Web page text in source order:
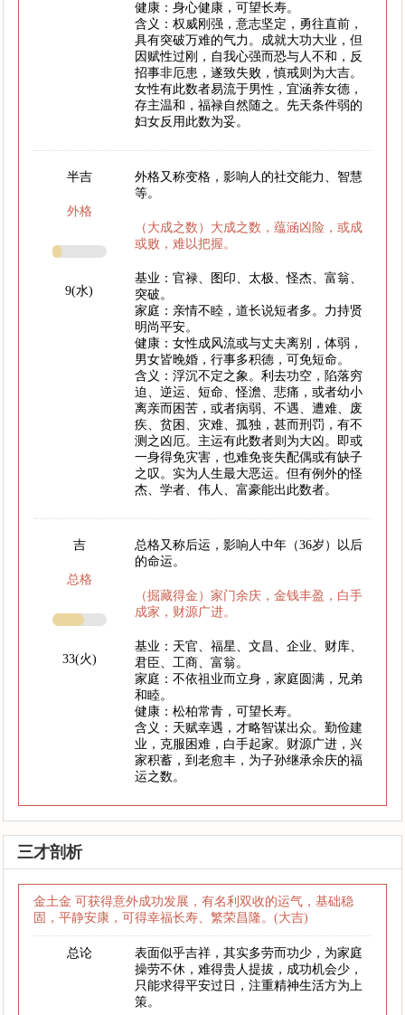
健康：身心健康，可望长寿。
含义：权威刚强，意志坚定，勇往直前，
具有突破万难的气力。成就大功大业，但
因赋性过刚，自我心强而恐与人不和，反
招事非厄患，遂致失败，慎戒则为大吉。
女性有此数者易流于男性，宜涵养女德，
存主温和，福禄自然随之。先天条件弱的
妇女反用此数为妥。
半吉
外格
9(水)
外格又称变格，影响人的社交能力、智慧
等。
（大成之数）大成之数，蕴涵凶险，或成
或败，难以把握。
基业：官禄、图印、太极、怪杰、富翁、
突破。
家庭：亲情不睦，道长说短者多。力持贤
明尚平安。
健康：女性成风流或与丈夫离别，体弱，
男女皆晚婚，行事多积德，可免短命。
含义：浮沉不定之象。利去功空，陷落穷
迫、逆运、短命、怪澹、悲痛，或者幼小
离亲而困苦，或者病弱、不遇、遭难、废
疾、贫困、灾难、孤独，甚而刑罚，有不
测之凶厄。主运有此数者则为大凶。即或
一身得免灾害，也难免丧失配偶或有缺子
之叹。实为人生最大恶运。但有例外的怪
杰、学者、伟人、富豪能出此数者。
吉
总格
33(火)
总格又称后运，影响人中年（36岁）以后
的命运。
（掘藏得金）家门余庆，金钱丰盈，白手
成家，财源广进。
基业：天官、福星、文昌、企业、财库、
君臣、工商、富翁。
家庭：不依祖业而立身，家庭圆满，兄弟
和睦。
健康：松柏常青，可望长寿。
含义：天赋幸遇，才略智谋出众。勤俭建
业，克服困难，白手起家。财源广进，兴
家积蓄，到老愈丰，为子孙继承余庆的福
运之数。
三才剖析
金土金 可获得意外成功发展，有名利双收的运气，基础稳
固，平静安康，可得幸福长寿、繁荣昌隆。(大吉)
总论
表面似乎吉祥，其实多劳而功少，为家庭
操劳不休，难得贵人提拔，成功机会少，
只能求得平安过日，注重精神生活方为上
策。